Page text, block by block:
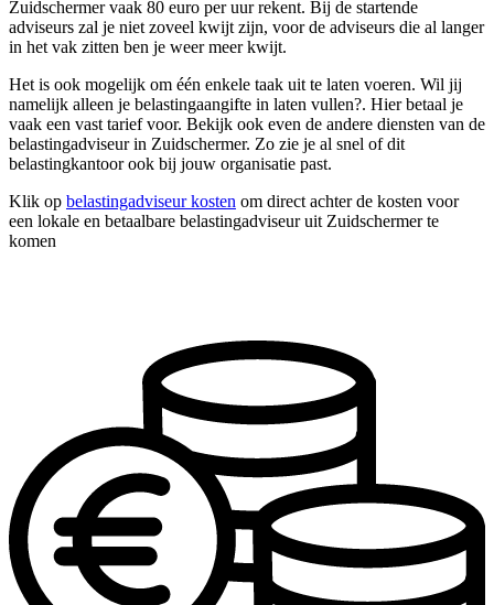
Zuidschermer vaak 80 euro per uur rekent. Bij de startende
adviseurs zal je niet zoveel kwijt zijn, voor de adviseurs die al langer
in het vak zitten ben je weer meer kwijt.
Het is ook mogelijk om één enkele taak uit te laten voeren. Wil jij
namelijk alleen je belastingaangifte in laten vullen?. Hier betaal je
vaak een vast tarief voor. Bekijk ook even de andere diensten van de
belastingadviseur in Zuidschermer. Zo zie je al snel of dit
belastingkantoor ook bij jouw organisatie past.
Klik op belastingadviseur kosten om direct achter de kosten voor
een lokale en betaalbare belastingadviseur uit Zuidschermer te
komen